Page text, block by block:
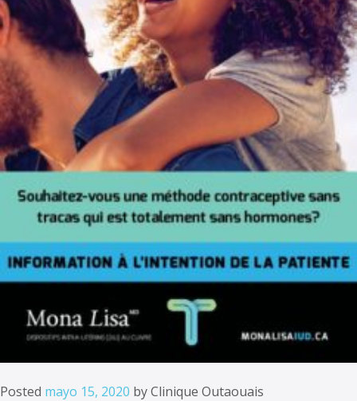
Posted mayo 15, 2020 byClinique Outaouais